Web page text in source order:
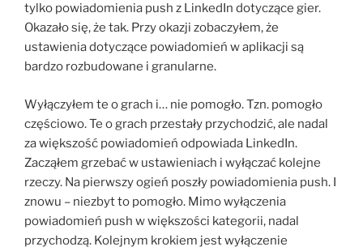
tylko powiadomienia push z LinkedIn dotyczące gier.
Okazało się, że tak. Przy okazji zobaczyłem, że
ustawienia dotyczące powiadomień w aplikacji są
bardzo rozbudowane i granularne.
Wyłączyłem te o grach i… nie pomogło. Tzn. pomogło
częściowo. Te o grach przestały przychodzić, ale nadal
za większość powiadomień odpowiada LinkedIn.
Zacząłem grzebać w ustawieniach i wyłączać kolejne
rzeczy. Na pierwszy ogień poszły powiadomienia push. I
znowu – niezbyt to pomogło. Mimo wyłączenia
powiadomień push w większości kategorii, nadal
przychodzą. Kolejnym krokiem jest wyłączenie